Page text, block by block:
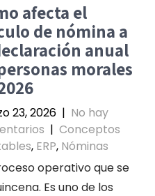
afecta el
de nómina a
anual
morales
23, 2026 | No hay
| Conceptos
, ERP, Nóminas
operativo que se
Es uno de los